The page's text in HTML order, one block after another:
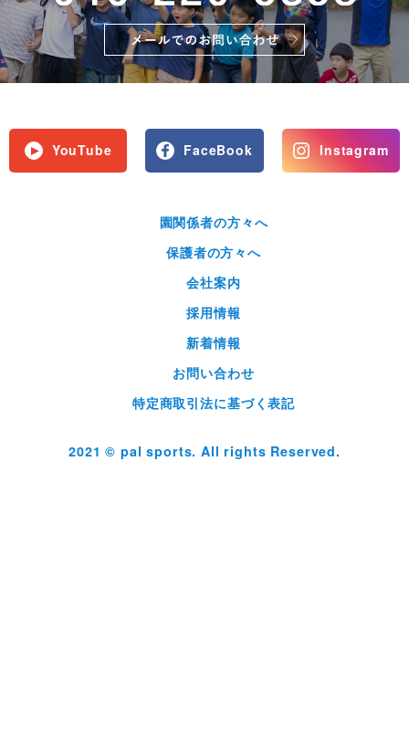
YouTube FaceBook Instagram
園関係者の方々へ
保護者の方々へ
会社案内
採用情報
新着情報
お問い合わせ
特定商取引法に基づく表記
2021 © pal sports. All rights Reserved.